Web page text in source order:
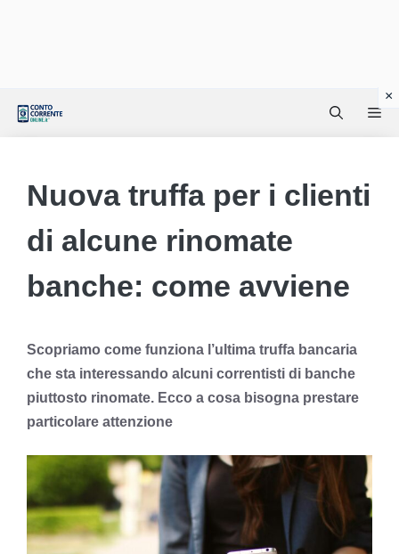
Nuova truffa per i clienti
di alcune rinomate
banche: come avviene
Scopriamo come funziona l’ultima truffa bancaria
che sta interessando alcuni correntisti di banche
piuttosto rinomate. Ecco a cosa bisogna prestare
particolare attenzione